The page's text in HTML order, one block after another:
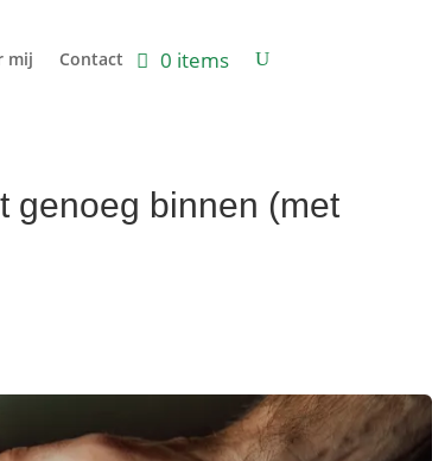
mij Contact 0 items
genoeg binnen (met